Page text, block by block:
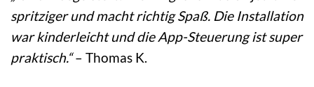
spritziger und macht richtig Spaß. Die Installation
war kinderleicht und die App-Steuerung ist super
praktisch.“– Thomas K.